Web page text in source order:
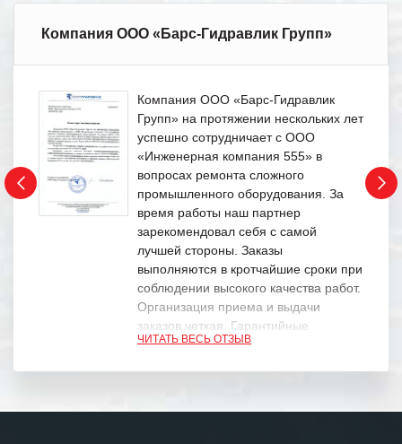
Компания ООО «Барс-Гидравлик Групп»
Компания ООО «Барс-Гидравлик
Групп» на протяжении нескольких лет
успешно сотрудничает с ООО
«Инженерная компания 555» в
вопросах ремонта сложного
промышленного оборудования. За
время работы наш партнер
зарекомендовал себя с самой
лучшей стороны. Заказы
выполняются в кротчайшие сроки при
соблюдении высокого качества работ.
Организация приема и выдачи
заказов четкая. Гарантийные
обязательства выполняются в
ЧИТАТЬ ВЕСЬ ОТЗЫВ